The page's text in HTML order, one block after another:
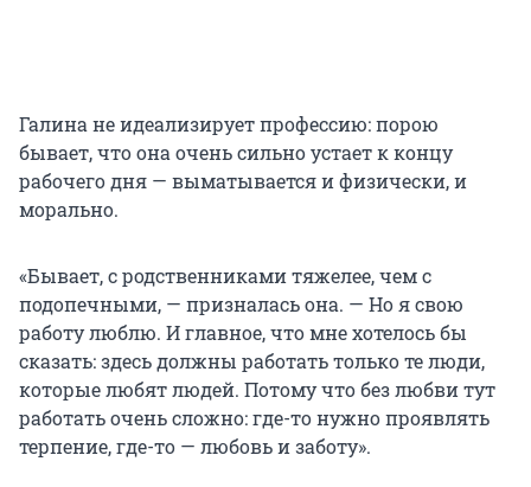
Галина не идеализирует профессию: порою
бывает, что она очень сильно устает к концу
рабочего дня — выматывается и физически, и
морально.
«Бывает, с родственниками тяжелее, чем с
подопечными, — призналась она. — Но я свою
работу люблю. И главное, что мне хотелось бы
сказать: здесь должны работать только те люди,
которые любят людей. Потому что без любви тут
работать очень сложно: где-то нужно проявлять
терпение, где-то — любовь и заботу».